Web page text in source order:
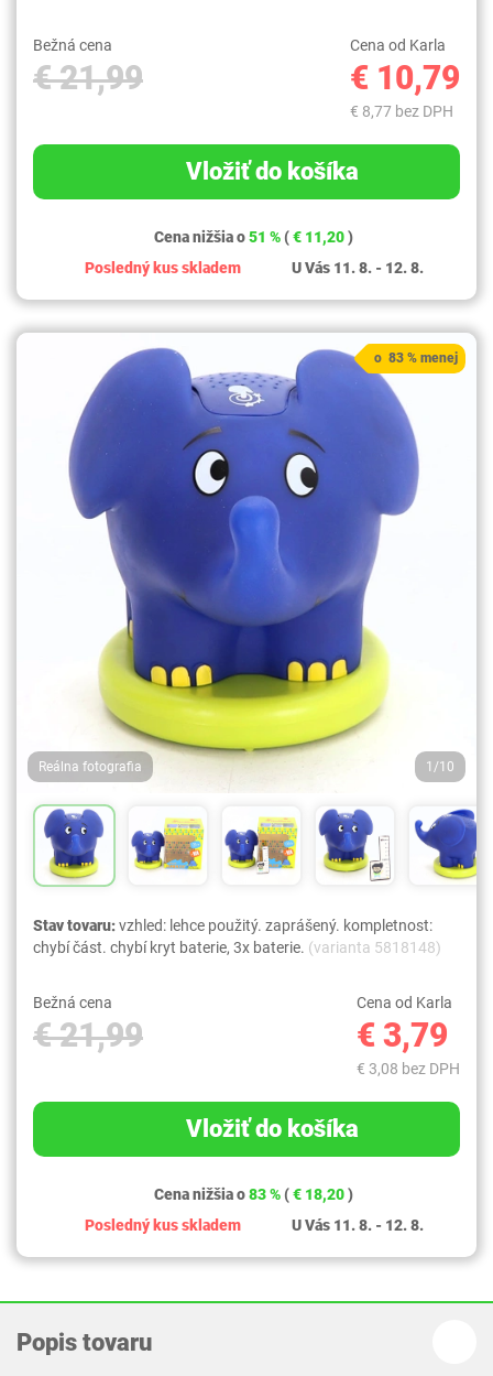
Bežná cena
€ 21,99
Cena od Karla
€ 10,79
€ 8,77 bez DPH
Vložiť do košíka
Cena nižšia o51 % (€ 11,20)
Posledný kus skladem
U Vás 11. 8. - 12. 8.
Reálna fotografia 1/10
o 83 % menej
Stav tovaru:vzhled: lehce použitý. zaprášený. kompletnost:
chybí část. chybí kryt baterie, 3x baterie. (varianta 5818148)
Bežná cena
€ 21,99
Cena od Karla
€ 3,79
€ 3,08 bez DPH
Vložiť do košíka
Cena nižšia o83 % (€ 18,20)
Posledný kus skladem
U Vás 11. 8. - 12. 8.
Popis tovaru